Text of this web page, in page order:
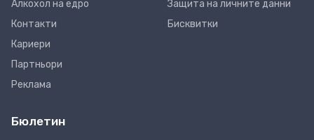
Алкохол на едро
Контакти
Кариери
Партньори
Реклама
Защита на личните данни
Бисквитки
Бюлетин